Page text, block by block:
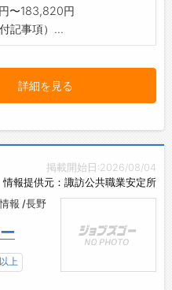
〜183,820円
記事項）...
詳細を見る
掲載開始日:2026/08/04
情報提供元：諏訪公共職業安定所
報 /長野
上